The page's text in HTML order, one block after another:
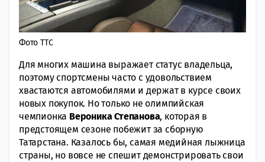
Фото ТТС
Для многих машина выражает статус владельца,
поэтому спортсмены часто с удовольствием
хвастаются автомобилями и держат в курсе своих
новых покупок. Но только не олимпийская
чемпионка Вероника Степанова, которая в
предстоящем сезоне побежит за сборную
Татарстана. Казалось бы, самая медийная лыжница
страны, но вовсе не спешит демонстрировать свои